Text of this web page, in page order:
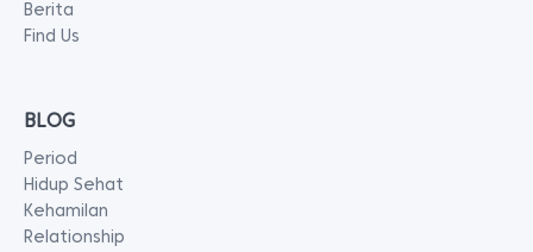
Berita
Find Us
BLOG
Period
Hidup Sehat
Kehamilan
Relationship